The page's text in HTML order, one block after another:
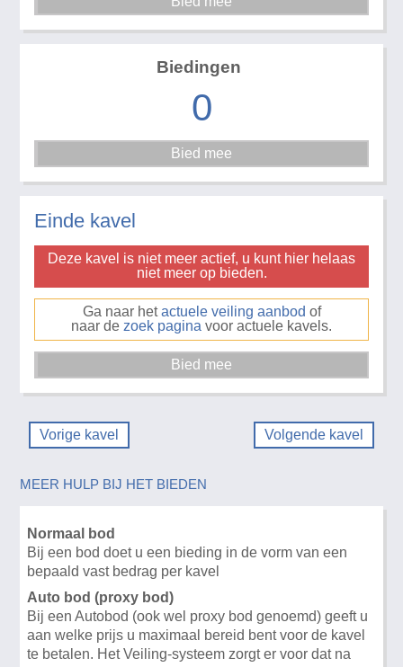
Biedingen
0
Einde kavel
Deze kavel is niet meer actief, u kunt hier helaas
niet meer op bieden.
Ga naar hetactuele veiling aanbod of
naar de zoek pagina voor actuele kavels.
Vorige kavel Volgende kavel
MEER HULP BIJ HET BIEDEN
Normaal bod
Bij een bod doet u een bieding in de vorm van een
bepaald vast bedrag per kavel
Auto bod (proxy bod)
Bij een Autobod (ook wel proxy bod genoemd) geeft u
aan welke prijs u maximaal bereid bent voor de kavel
te betalen. Het Veiling-systeem zorgt er voor dat na